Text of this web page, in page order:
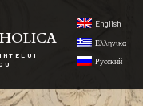
English
Ελληνικα
Русский